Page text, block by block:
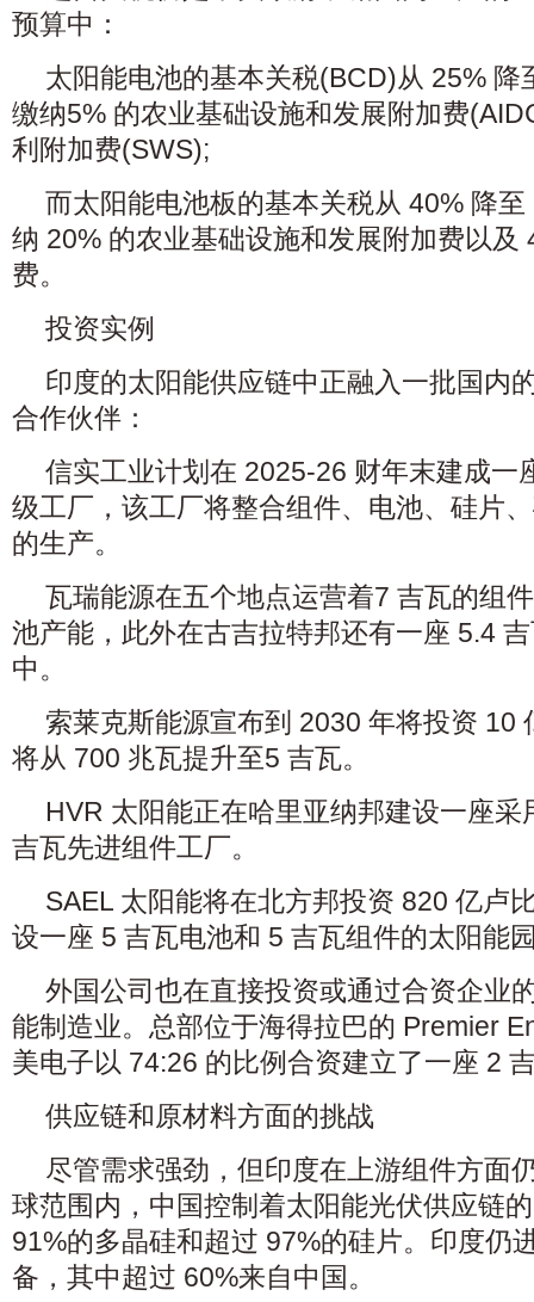
预算中：
太阳能电池的基本关税(BCD)从 25% 降
缴纳5% 的农业基础设施和发展附加费
利附加费(SWS);
而太阳能电池板的基本关税从 40% 降
纳 20% 的农业基础设施和发展附加费以及
费。
投资实例
印度的太阳能供应链中正融入一批国内
合作伙伴：
信实工业计划在 2025-26 财年末建成一
级工厂，该工厂将整合组件、电池、硅片
的生产。
瓦瑞能源在五个地点运营着7 吉瓦的组
池产能，此外在古吉拉特邦还有一座 5.4
中。
索莱克斯能源宣布到 2030 年将投资 10
将从 700 兆瓦提升至5 吉瓦。
HVR 太阳能正在哈里亚纳邦建设一座采
吉瓦先进组件工厂。
SAEL 太阳能将在北方邦投资 820 亿卢
设一座 5 吉瓦电池和 5 吉瓦组件的太阳能
外国公司也在直接投资或通过合资企业
能制造业。总部位于海得拉巴的 Premier
美电子以 74:26 的比例合资建立了一座 2
供应链和原材料方面的挑战
尽管需求强劲，但印度在上游组件方面
球范围内，中国控制着太阳能光伏供应链
91%的多晶硅和超过 97%的硅片。印度仍
备，其中超过 60%来自中国。